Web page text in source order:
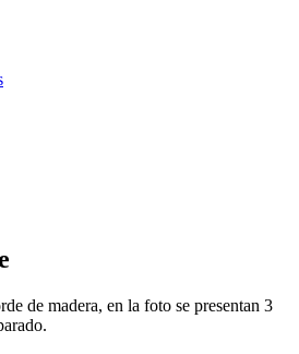
de madera, en la foto se presentan 3